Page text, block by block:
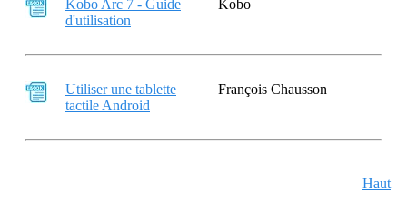
Kobo Arc 7 - Guide
d'utilisation
Kobo
Utiliser une tablette
tactile Android
François Chausson
Haut